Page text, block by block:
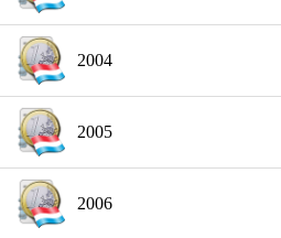
2004
2005
2006